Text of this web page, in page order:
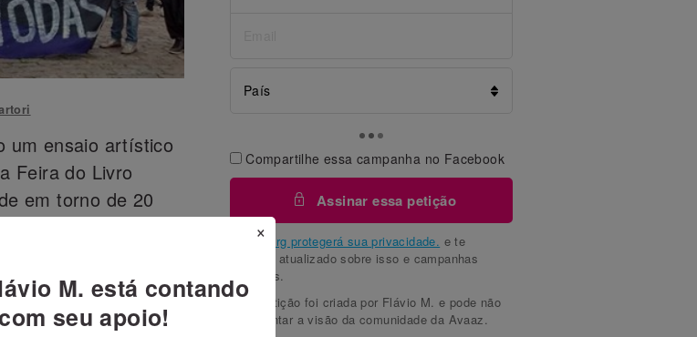
Compartilhe essa campanha no Facebook
Assinar essa petição
Avaaz.org protegerá sua privacidade. e te
manterá atualizado sobre isso e campanhas
similares.
Esta petição foi criada por Flávio M. e pode não
representar a visão da comunidade da Avaaz.
um ensaio artístico
Feira do Livro
em torno de 20
que vieram
e intimidaram
com eles, o que
como se
×
M. está contando
com seu apoio!